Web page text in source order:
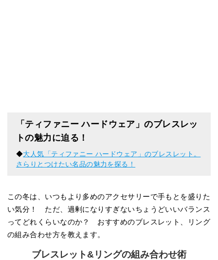
「ティファニー ハードウェア」のブレスレッ
トの魅力に迫る！
◆大人気「ティファニー ハードウェア」のブレスレット。
さらりとつけたい名品の魅力を探る！
この冬は、いつもより多めのアクセサリーで手もとを盛りた
い気分！ ただ、過剰になりすぎないちょうどいいバランス
ってどれくらいなのか？ おすすめのブレスレット、リング
の組み合わせ方を教えます。
ブレスレット&リングの組み合わせ術